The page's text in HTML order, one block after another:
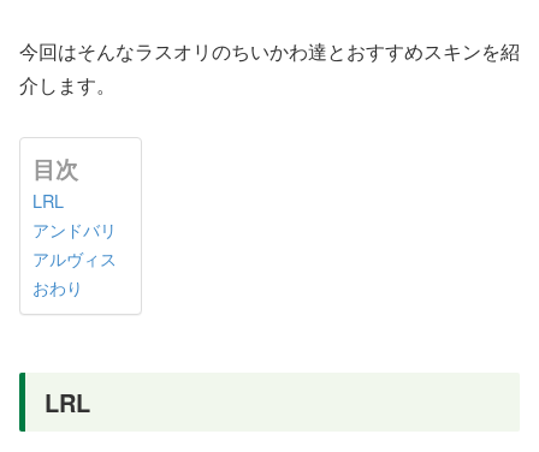
今回はそんなラスオリのちいかわ達とおすすめスキンを紹
介します。
目次
LRL
アンドバリ
アルヴィス
おわり
LRL